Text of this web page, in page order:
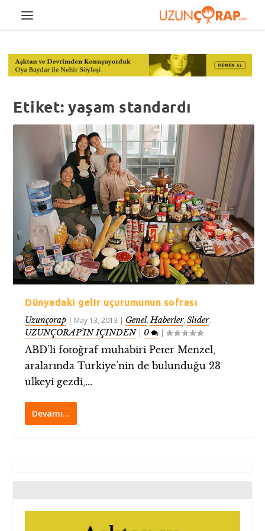
Etiket:yaşam standardı
Dünyadaki gelir uçurumunun sofrası
Uzunçorap | May 13, 2013 | Genel,Haberler,Slider,
UZUNÇORAP’IN İÇİNDEN| 0 |
ABD’li fotoğraf muhabiri Peter Menzel,
aralarında Türkiye’nin de bulunduğu 23
ülkeyi gezdi,...
Devamı…